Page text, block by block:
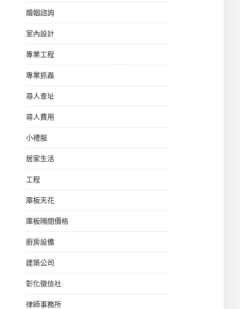
婚姻諮詢
室內設計
專業工程
專業抓姦
尋人查址
尋人費用
小禮服
居家生活
工程
庫板天花
庫板隔間價格
廚房設備
建築公司
彰化徵信社
律師事務所